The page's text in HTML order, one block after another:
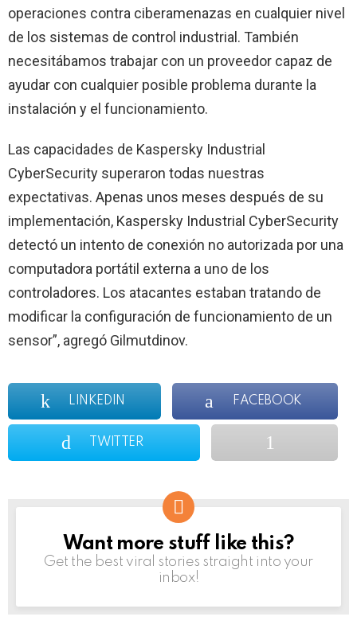
operaciones contra ciberamenazas en cualquier nivel
de los sistemas de control industrial. También
necesitábamos trabajar con un proveedor capaz de
ayudar con cualquier posible problema durante la
instalación y el funcionamiento.
Las capacidades de Kaspersky Industrial
CyberSecurity superaron todas nuestras
expectativas. Apenas unos meses después de su
implementación, Kaspersky Industrial CyberSecurity
detectó un intento de conexión no autorizada por una
computadora portátil externa a uno de los
controladores. Los atacantes estaban tratando de
modificar la configuración de funcionamiento de un
sensor”, agregó Gilmutdinov.
LINKEDIN FACEBOOK
TWITTER
NEWSLETTER
Want more stuff like this?
Get the best viral stories straight into your
inbox!